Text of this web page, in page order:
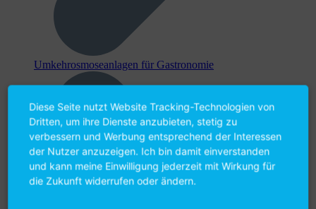
Umkehr­osmose­anlagen für Gastronomie
Diese Seite nutzt Website Tracking-Technologien von
Dritten, um ihre Dienste anzubieten, stetig zu
verbessern und Werbung entsprechend der Interessen
der Nutzer anzuzeigen. Ich bin damit einverstanden
und kann meine Einwilligung jederzeit mit Wirkung für
die Zukunft widerrufen oder ändern.